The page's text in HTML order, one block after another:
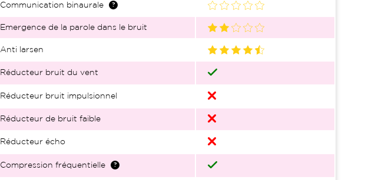
Communication binaurale
Emergence de la parole dans le bruit
Anti larsen
Réducteur bruit du vent
Réducteur bruit impulsionnel
Réducteur de bruit faible
Réducteur écho
Compression fréquentielle